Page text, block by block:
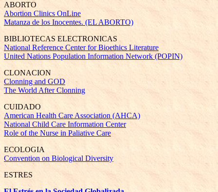
ABORTO
Abortion Clinics OnLine
Matanza de los Inocentes. (EL ABORTO)
BIBLIOTECAS ELECTRONICAS
National Reference Center for Bioethics Literature
United Nations Population Information Network (POPIN)
CLONACION
Clonning and GOD
The World After Clonning
CUIDADO
American Health Care Association (AHCA)
National Child Care Information Center
Role of the Nurse in Paliative Care
ECOLOGIA
Convention on Biological Diversity
ESTRES